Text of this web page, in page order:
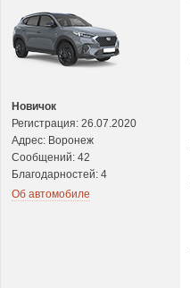
Новичок
Регистрация: 26.07.2020
Адрес: Воронеж
Сообщений: 42
Благодарностей: 4
Об автомобиле